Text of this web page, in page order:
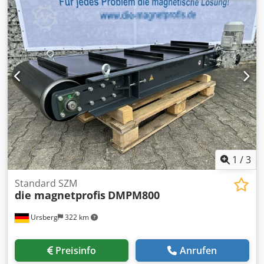
Fördervolumen: 4,95 m³/min Fördervolumenstrom: 82,5 l/s,
174,8 cfm, 4,95 m³/min Motorleistung: 40 PS
Motordrehzahl: 8600 U/min Gewicht: 702 kg
Stromversorgung: 400 V, 50 Hz, 3 Phasen Bauart: Ölfrei
ISO-Klasse: 8573-1 Class 0 Dkodpexk U Arefx Aqijr
Steuerung: Elektronikon Graphic Ausstattung: SMARTLINK
Herkunft: Made in Belgium Für die Richtigkeit,
Vollständigkeit und Aktualität der Angaben wird keine
Gewähr übernommen.
1 /3
Ursberg 322 km
Standard SZM
die magnetprofis DMPM800
Preisinfo Anrufen